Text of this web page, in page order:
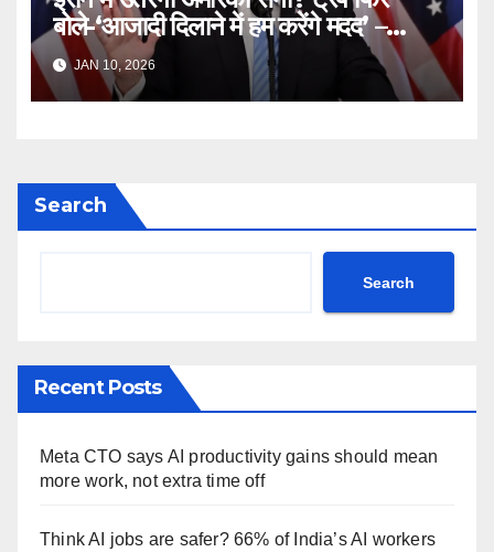
बोले-‘आजादी दिलाने में हम करेंगे मदद’ –
Iran Freedom Tehran Protest
Donald Trump Truth Social
post Khamenei ntc rttm
JAN 10, 2026
Search
Search
Recent Posts
Meta CTO says AI productivity gains should mean
more work, not extra time off
Think AI jobs are safer? 66% of India’s AI workers